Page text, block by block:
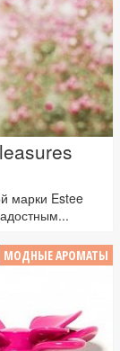
марки Estee
МОДНЫЕ АРОМАТЫ